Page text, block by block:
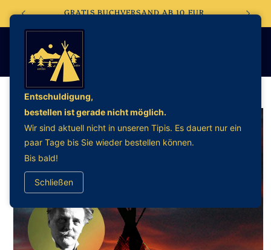
zum
Inhalt
GRATIS BUCHVERSAND AB 10 EUR
Entschuldigung,
bestellen ist gerade nicht möglich.
Wir sind aktuell nicht in unseren Tipis. Es dauert nur ein
paar Tage bis Sie wieder bestellen können.
Bis bald!
Schließen